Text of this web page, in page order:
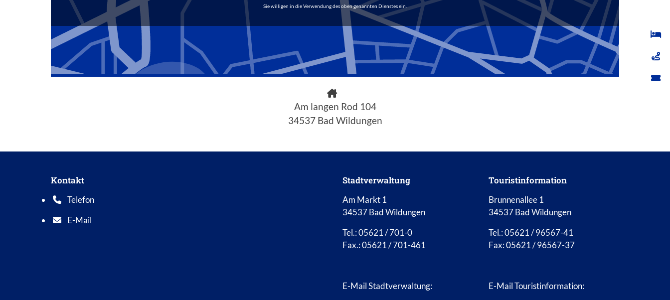
Sie willigen in die Verwendung des oben genannten Dienstes ein.
Am langen Rod 104
34537 Bad Wildungen
Kontakt
Telefon
Telefonnummer: 0 5 6 2 1 7 0 1 0
E-Mail
E-Mail Adresse: info@bad-wildungen.de
Stadtverwaltung
Am Markt 1
34537 Bad Wildungen
Tel.: 05621 / 701-0
Fax.: 05621 / 701-461
E-Mail Stadtverwaltung:
Touristinformation
Brunnenallee 1
34537 Bad Wildungen
Tel.: 05621 / 96567-41
Fax: 05621 / 96567-37
E-Mail Touristinformation: